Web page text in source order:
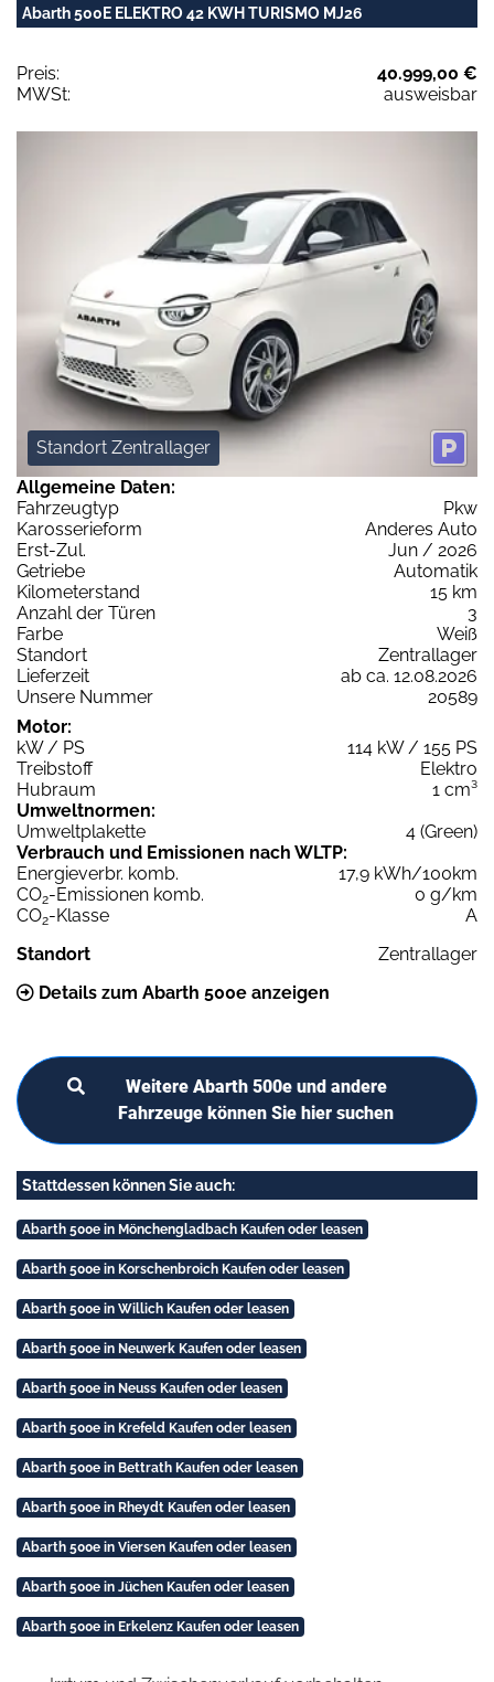
Abarth 500E ELEKTRO 42 KWH TURISMO MJ26
Preis:
40.999,00 €
MWSt:
ausweisbar
Standort Zentrallager
Allgemeine Daten:
Fahrzeugtyp
Pkw
Karosserieform
Anderes Auto
Erst-Zul.
Jun / 2026
Getriebe
Automatik
Kilometerstand
15 km
Anzahl der Türen
3
Farbe
Weiß
Standort
Zentrallager
Lieferzeit
ab ca. 12.08.2026
Unsere Nummer
20589
Motor:
kW / PS
114 kW / 155 PS
Treibstoff
Elektro
Hubraum
1 cm³
Umweltnormen:
Umweltplakette
4 (Green)
Verbrauch und Emissionen nach WLTP:
Energieverbr. komb.
17,9 kWh/100km
CO2-Emissionen komb.
0 g/km
CO2-Klasse
A
Standort
Zentrallager
Details zum Abarth 500e anzeigen
Weitere Abarth 500e und andere
Fahrzeuge können Sie hier suchen
Stattdessen können Sie auch:
Abarth 500e in Mönchengladbach Kaufen oder leasen
Abarth 500e in Korschenbroich Kaufen oder leasen
Abarth 500e in Willich Kaufen oder leasen
Abarth 500e in Neuwerk Kaufen oder leasen
Abarth 500e in Neuss Kaufen oder leasen
Abarth 500e in Krefeld Kaufen oder leasen
Abarth 500e in Bettrath Kaufen oder leasen
Abarth 500e in Rheydt Kaufen oder leasen
Abarth 500e in Viersen Kaufen oder leasen
Abarth 500e in Jüchen Kaufen oder leasen
Abarth 500e in Erkelenz Kaufen oder leasen